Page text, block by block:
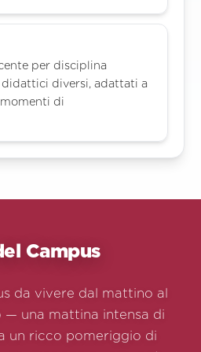
per disciplina
diversi, adattati a
di
Campus
da vivere dal mattino al
una mattina intensa di
un ricco pomeriggio di